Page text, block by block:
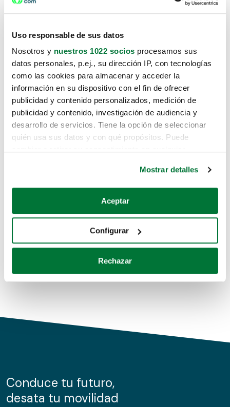
Uso responsable de sus datos
Nosotros y nuestros 1022 socios procesamos sus
datos personales, p.ej., su dirección IP, con tecnologías
como las cookies para almacenar y acceder la
información en su dispositivo con el fin de ofrecer
publicidad y contenido personalizados, medición de
publicidad y contenido, investigación de audiencia y
desarrollo de servicios. Tiene la opción de seleccionar
quién usa sus datos y con qué propósitos. Puede
Si lo permite, también quisiéramos:
Recopilar información sobre su ubicación geográfica
Identificar su dispositivo analizándolo activamente
para buscar características específicas (huellas
Obtenga más información sobre cómo se procesan sus
de cookies.
información sobre el uso que haga del sitio web con
nuestros partners de redes sociales, publicidad y análisis
Mostrar detalles
Aceptar
Configurar
Rechazar
Lo sentimos, no sabemos como
te hemos traido hasta aquí.
Pero puedes encontrar el coche que estás
buscando en alguno de estos enlaces:
Coches de segunda mano
Coches de km0
Conduce tu futuro,
desata tu movilidad